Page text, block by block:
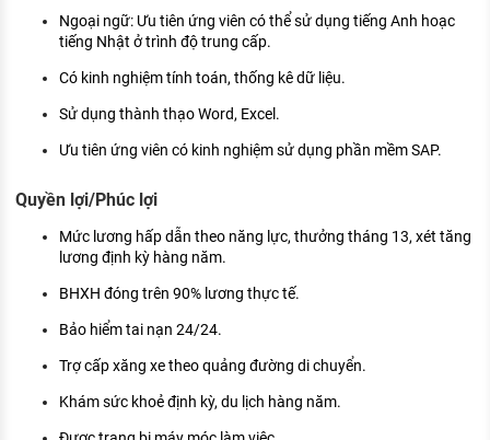
Ngoại ngữ: Ưu tiên ứng viên có thể sử dụng tiếng Anh hoạc
tiếng Nhật ở trình độ trung cấp.
Có kinh nghiệm tính toán, thống kê dữ liệu.
Sử dụng thành thạo Word, Excel.
Ưu tiên ứng viên có kinh nghiệm sử dụng phần mềm SAP.
Quyền lợi/Phúc lợi
Mức lương hấp dẫn theo năng lực, thưởng tháng 13, xét tăng
lương định kỳ hàng năm.
BHXH đóng trên 90% lương thực tế.
Bảo hiểm tai nạn 24/24.
Trợ cấp xăng xe theo quảng đường di chuyển.
Khám sức khoẻ định kỳ, du lịch hàng năm.